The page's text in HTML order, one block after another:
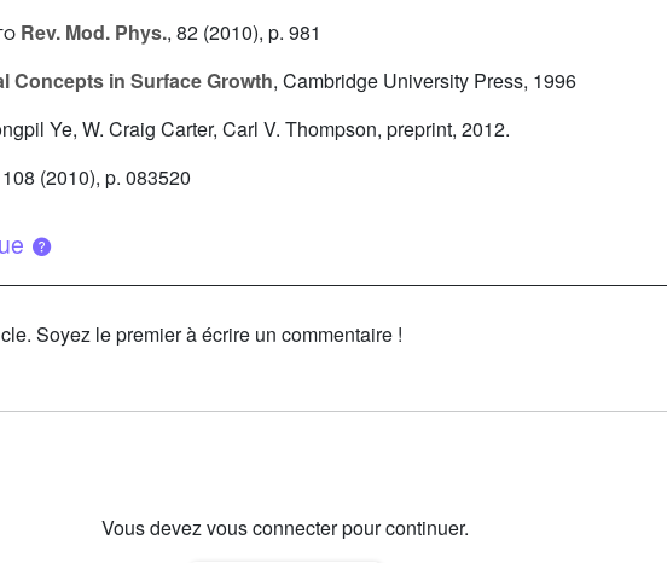
Rev. Mod. Phys., 82 (2010), p. 981
Concepts in Surface Growth, Cambridge University Press, 1996
Ye, W. Craig Carter, Carl V. Thompson, preprint, 2012.
(2010), p. 083520
Soyez le premier à écrire un commentaire !
Vous devez vous connecter pour continuer.